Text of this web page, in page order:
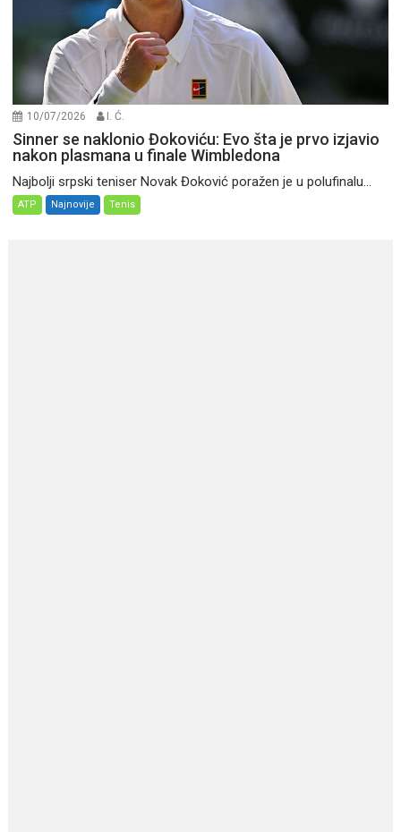
10/07/2026 I. Ć.
Sinner se naklonio Đokoviću: Evo šta je prvo izjavio
nakon plasmana u finale Wimbledona
Najbolji srpski teniser Novak Đoković poražen je u polufinalu...
ATP Najnovije Tenis